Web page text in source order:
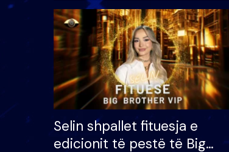
Selin shpallet fituesja e
edicionit të pestë të Big